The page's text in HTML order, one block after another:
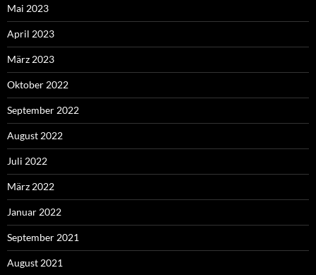
Mai 2023
April 2023
März 2023
Oktober 2022
September 2022
August 2022
Juli 2022
März 2022
Januar 2022
September 2021
August 2021